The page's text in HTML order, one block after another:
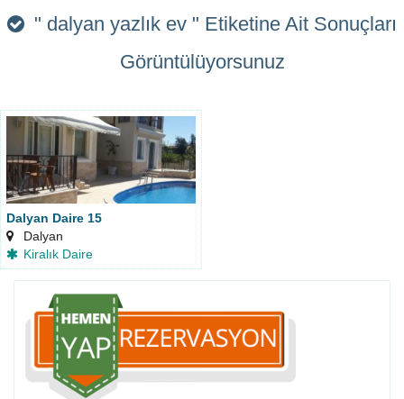
" dalyan yazlık ev " Etiketine Ait Sonuçları
Görüntülüyorsunuz
Dalyan Daire 15
Dalyan
Kiralık Daire